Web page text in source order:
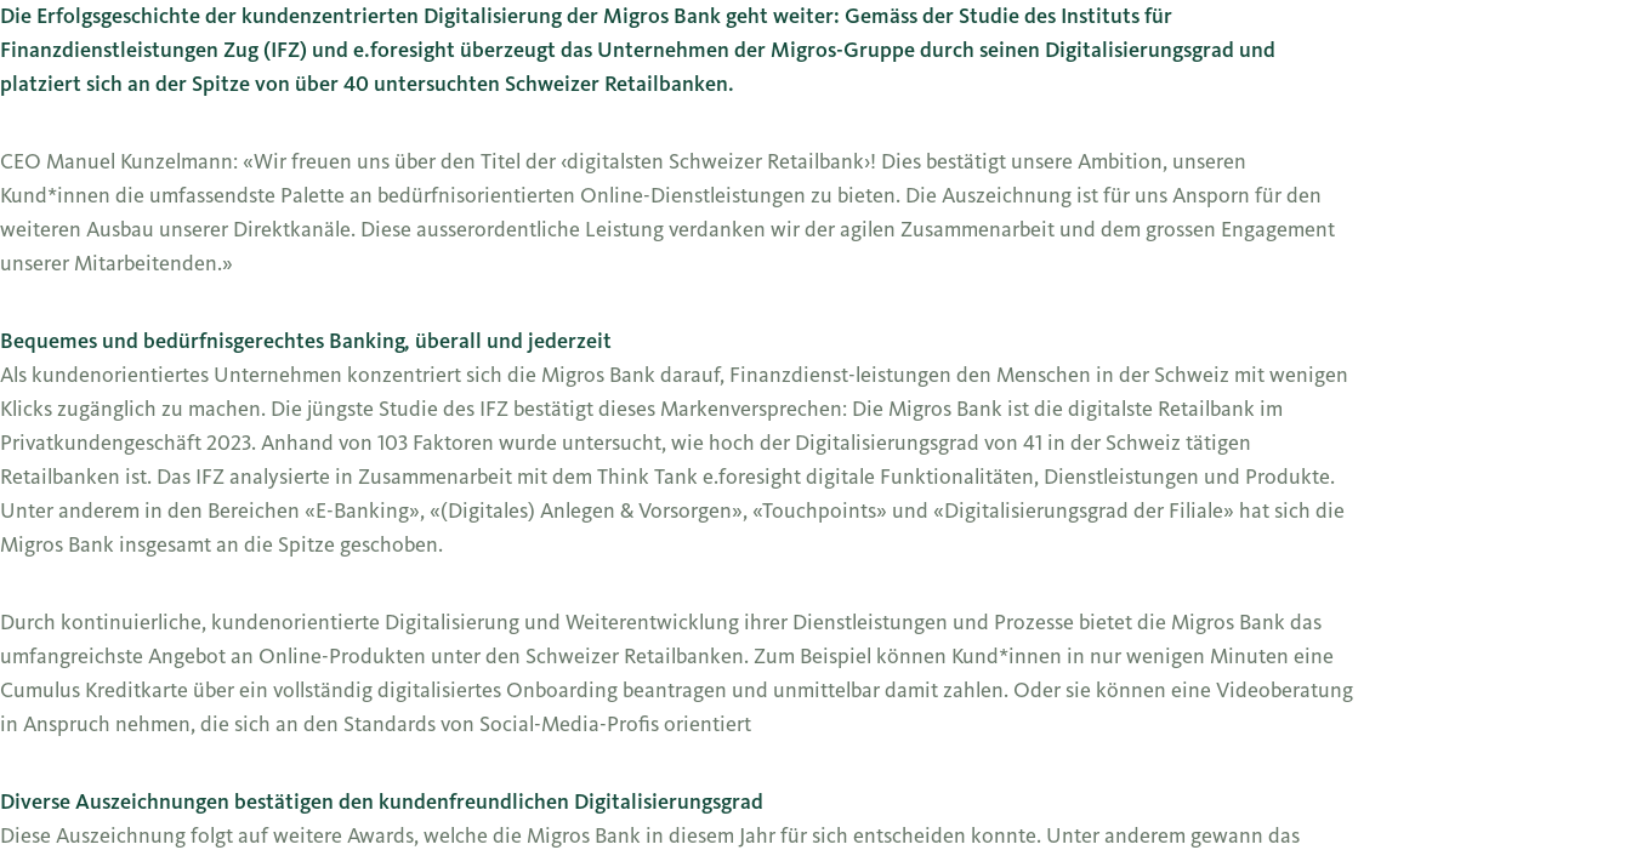
Die Erfolgsgeschichte der kundenzentrierten Digitalisierung der Migros Bank geht weiter: Gemäss der Studie des Instituts für
Finanzdienstleistungen Zug (IFZ) und e.foresight überzeugt das Unternehmen der Migros-Gruppe durch seinen Digitalisierungsgrad und
platziert sich an der Spitze von über 40 untersuchten Schweizer Retailbanken.
CEO Manuel Kunzelmann: «Wir freuen uns über den Titel der ‹digitalsten Schweizer Retailbank›! Dies bestätigt unsere Ambition, unseren
Kund*innen die umfassendste Palette an bedürfnisorientierten Online-Dienstleistungen zu bieten. Die Auszeichnung ist für uns Ansporn für den
weiteren Ausbau unserer Direktkanäle. Diese ausserordentliche Leistung verdanken wir der agilen Zusammenarbeit und dem grossen Engagement
unserer Mitarbeitenden.»
Bequemes und bedürfnisgerechtes Banking, überall und jederzeit
Als kundenorientiertes Unternehmen konzentriert sich die Migros Bank darauf, Finanzdienst-leistungen den Menschen in der Schweiz mit wenigen
Klicks zugänglich zu machen. Die jüngste Studie des IFZ bestätigt dieses Markenversprechen: Die Migros Bank ist die digitalste Retailbank im
Privatkundengeschäft 2023. Anhand von 103 Faktoren wurde untersucht, wie hoch der Digitalisierungsgrad von 41 in der Schweiz tätigen
Retailbanken ist. Das IFZ analysierte in Zusammenarbeit mit dem Think Tank e.foresight digitale Funktionalitäten, Dienstleistungen und Produkte.
Unter anderem in den Bereichen «E-Banking», «(Digitales) Anlegen & Vorsorgen», «Touchpoints» und «Digitalisierungsgrad der Filiale» hat sich die
Migros Bank insgesamt an die Spitze geschoben.
Durch kontinuierliche, kundenorientierte Digitalisierung und Weiterentwicklung ihrer Dienstleistungen und Prozesse bietet die Migros Bank das
umfangreichste Angebot an Online-Produkten unter den Schweizer Retailbanken. Zum Beispiel können Kund*innen in nur wenigen Minuten eine
Cumulus Kreditkarte über ein vollständig digitalisiertes Onboarding beantragen und unmittelbar damit zahlen. Oder sie können eine Videoberatung
in Anspruch nehmen, die sich an den Standards von Social-Media-Profis orientiert
Diverse Auszeichnungen bestätigen den kundenfreundlichen Digitalisierungsgrad
Diese Auszeichnung folgt auf weitere Awards, welche die Migros Bank in diesem Jahr für sich entscheiden konnte. Unter anderem gewann das